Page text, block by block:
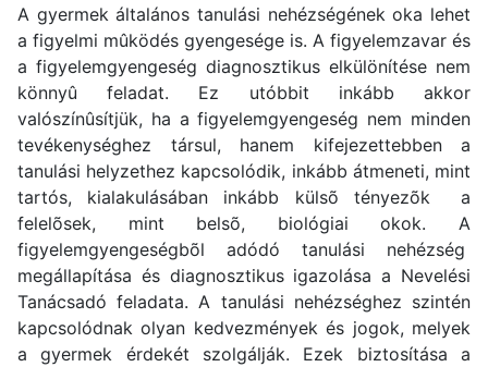
A gyermek általános tanulási nehézségének oka lehet
a figyelmi mûködés gyengesége is. A figyelemzavar és
a figyelemgyengeség diagnosztikus elkülönítése nem
könnyû feladat. Ez utóbbit inkább akkor
valószínûsítjük, ha a figyelemgyengeség nem minden
tevékenységhez társul, hanem kifejezettebben a
tanulási helyzethez kapcsolódik, inkább átmeneti, mint
tartós, kialakulásában inkább külsõ tényezõk a
felelõsek, mint belsõ, biológiai okok. A
figyelemgyengeségbõl adódó tanulási nehézség
megállapítása és diagnosztikus igazolása a Nevelési
Tanácsadó feladata. A tanulási nehézséghez szintén
kapcsolódnak olyan kedvezmények és jogok, melyek
a gyermek érdekét szolgálják. Ezek biztosítása a